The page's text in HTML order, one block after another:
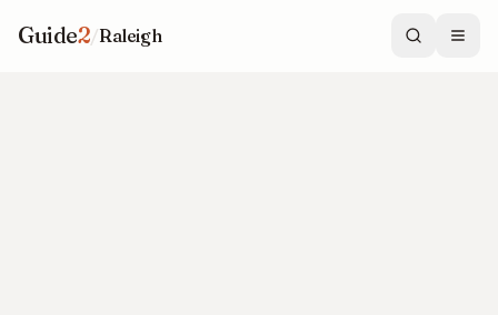
Guide2/Raleigh